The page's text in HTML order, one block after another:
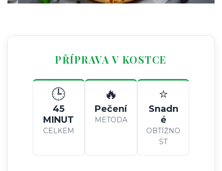
PŘÍPRAVA V KOSTCE
🕒
45
MINUT
CELKEM
🔥
Pečení
METODA
⭐
Snadn
é
OBTÍŽNO
ST